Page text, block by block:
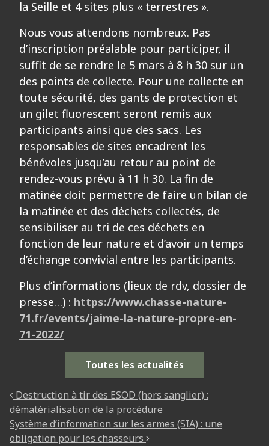
la Seille et 4 sites plus « terrestres ».
Nous vous attendons nombreux. Pas
d’inscription préalable pour participer, il
suffit de se rendre le 5 mars à 8 h 30 sur un
des points de collecte. Pour une collecte en
toute sécurité, des gants de protection et
un gilet fluorescent seront remis aux
participants ainsi que des sacs. Les
responsables de sites encadrent les
bénévoles jusqu’au retour au point de
rendez-vous prévu à 11 h 30. La fin de
matinée doit permettre de faire un bilan de
la matinée et des déchets collectés, de
sensibiliser au tri de ces déchets en
fonction de leur nature et d’avoir un temps
d’échange convivial entre les participants.
Plus d’informations (lieux de rdv, dossier de
presse…) : https://www.chasse-nature-
71.fr/events/jaime-la-nature-propre-en-
71-2022/
Toutes les actualités
NAVIGATION DES ARTICLES
Destruction à tir des ESOD (hors sanglier) :
dématérialisation de la procédure
Système d’information sur les armes (SIA) : une
obligation pour les chasseurs